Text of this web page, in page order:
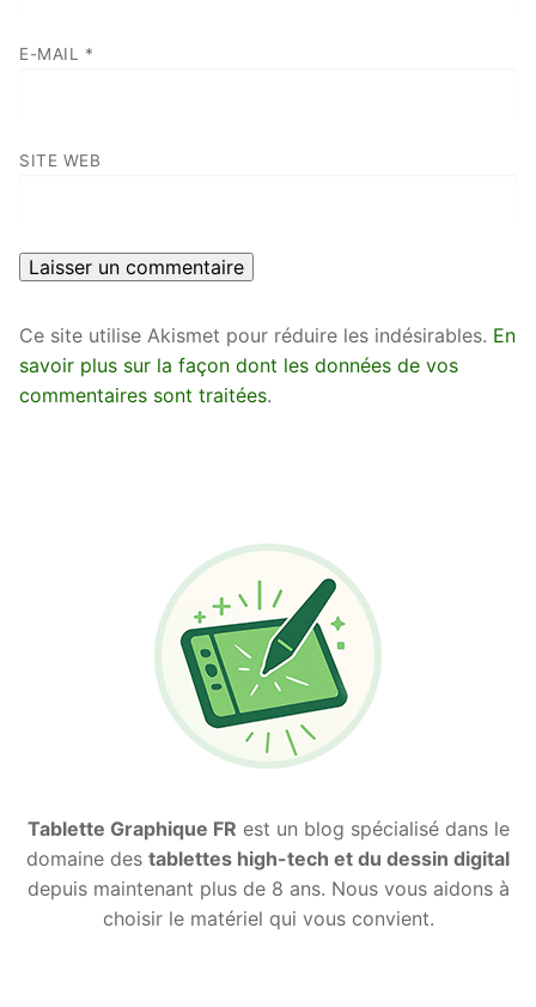
E-MAIL *
SITE WEB
Ce site utilise Akismet pour réduire les indésirables. En
savoir plus sur la façon dont les données de vos
commentaires sont traitées.
Tablette Graphique FR est un blog spécialisé dans le
domaine des tablettes high-tech et du dessin digital
depuis maintenant plus de 8 ans. Nous vous aidons à
choisir le matériel qui vous convient.